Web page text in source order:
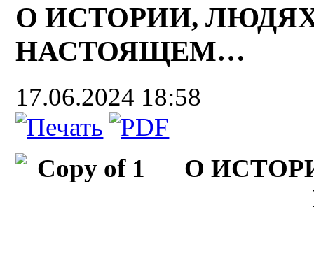
О ИСТОРИИ,
НАСТОЯЩЕМ…
17.06.2024 18:58
О